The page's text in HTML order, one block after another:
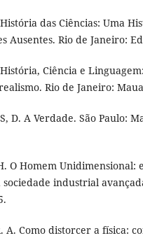
das Ciências: Uma
Ausentes. Rio de Janeiro:
Ciência e
Rio de Janeiro:
D. A Verdade. São Paulo:
O Homem Unidimensional:
industrial
A. Como distorcer a física: